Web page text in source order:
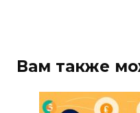
Вам также